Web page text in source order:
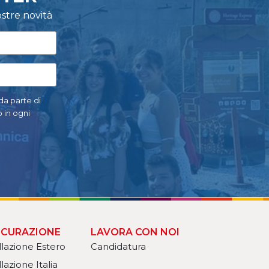
novità
parte di
in ogni
Estero
Italia
LAVORA CON NOI
Candidatura